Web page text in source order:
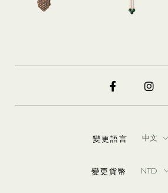
變更語言
變更貨幣